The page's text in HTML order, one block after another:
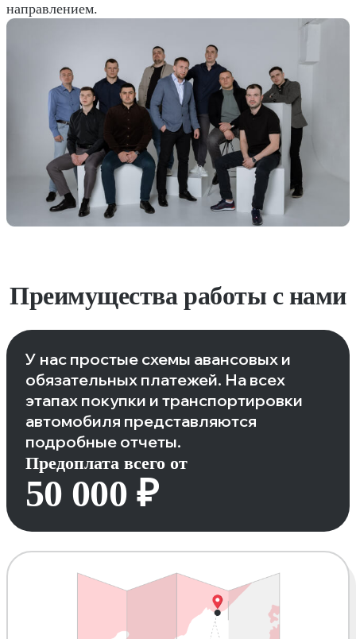
направлением.
Преимущества работы с нами
У нас простые схемы авансовых и
обязательных платежей. На всех
этапах покупки и транспортировки
автомобиля представляются
подробные отчеты.
Предоплата всего от
50 000 ₽